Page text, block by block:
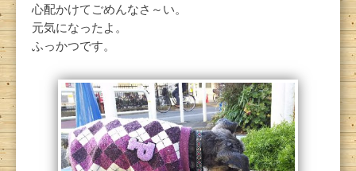
心配かけてごめんなさ～い。
元気になったよ。
ふっかつです。